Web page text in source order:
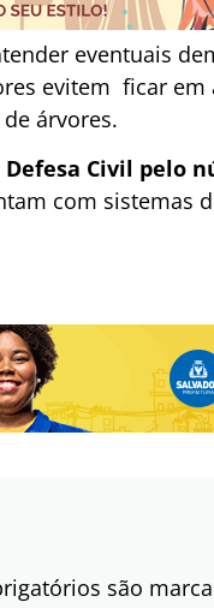
eventuais
evitem ficar em
árvores.
Defesa Civil pelo
com sistemas
são